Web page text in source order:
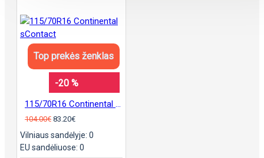
Top prekės ženklas
-20 %
104.00€ 83.20€
Vilniaus sandėlyje: 0
EU sandėliuose: 0